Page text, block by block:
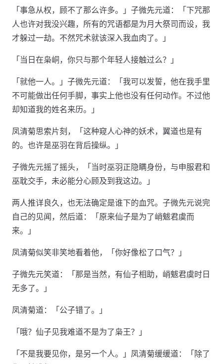
「事急从权，顾不了那么许多。」子微先元道：「下咒那
人也许对我没兴趣，所有的咒语都是为月大祭司而设，我
才躲过一劫。不然咒术就该深入我血肉了。」
「当日在枭峒，你只与那个年轻人接触过么？」
「就他一人。」子微先元道：「我可以发誓，他在我手里
不可能做出任何手脚，事实上他也没有任何动作。不过他
却知道我的姓名来历。」
凤清菊思索片刻，「这种窥人心神的妖术，翼道也是有
的。也许是巫羽在背后操纵。」
子微先元摇了摇头，「当时巫羽正隐瞒身份，与申服君和
巫耽交手，未必能分心顾及到我这边。」
两人推详良久，也无法确定是谁下的血咒。子微先元说完
自己的见闻，然后道：「原来仙子是为了峭魃君虞而
来。」
凤清菊似笑非笑地看着他，「你好像松了口气？」
子微先元笑道：「那是当然，有仙子相助，峭魃君虞时日
无多了。」
凤清菊道：「公子错了。」
「哦？仙子见我难道不是为了枭王？」
「不是我要见你，是另一个人。」凤清菊缓缓道：「除了